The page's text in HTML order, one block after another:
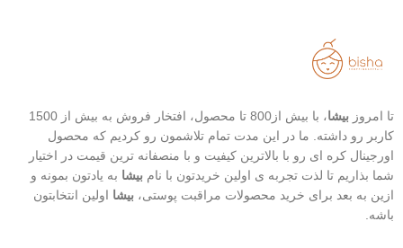
تاریخ انقضاء : 2026/03/04
تا امروز بیشا
، با بیش از800 تا محصول، افتخار فروش به بیش از 1500
کاربر رو داشته. ما در این مدت تمام تلاشمون رو کردیم که محصول
اورجینال کره ای رو با بالاترین کیفیت و با منصفانه ترین قیمت در اختیار
شما بذاریم تا لذت تجربه ی اولین خریدتون با نام بیشا به یادتون بمونه و
ازین به بعد برای خرید محصولات مراقبت پوستی، بیشا اولین انتخابتون
باشه.